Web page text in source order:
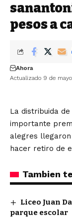
pesos a
Actualizado 9 de
Ahora
La distribuida
importante
alegres
hacer retiro de
Tambien
Liceo Juan
parque escolar